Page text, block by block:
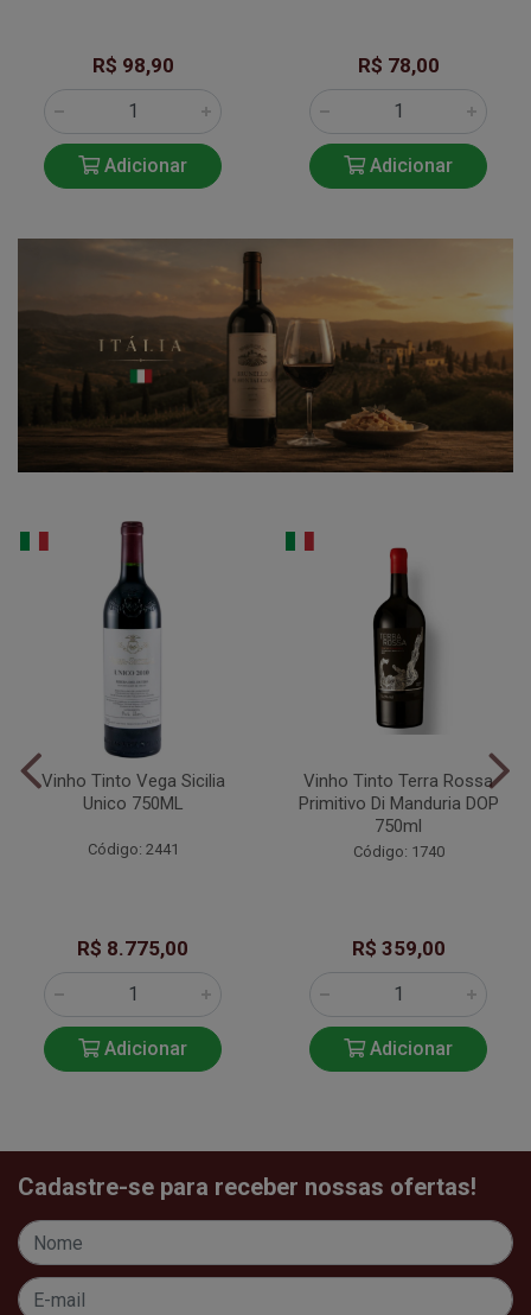
R$ 98,90
Adicionar
R$ 78,00
Adicionar
Vinho Tinto Vega Sicilia
Unico 750ML
Código: 2441
R$ 8.775,00
Adicionar
Vinho Tinto Terra Rossa
Primitivo Di Manduria DOP
750ml
Código: 1740
R$ 359,00
Adicionar
Cadastre-se para receber nossas ofertas!